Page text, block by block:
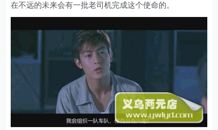
在不远的未来会有一批老司机完成这个使命的。